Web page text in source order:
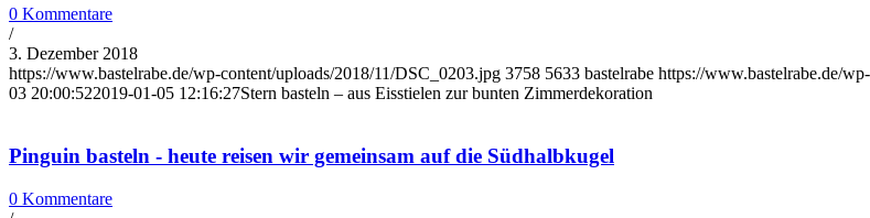
0 Kommentare
/
3. Dezember 2018
https://www.bastelrabe.de/wp-content/uploads/2018/11/DSC_0203.jpg 3758 5633 bastelrabe https://www.bastelrabe.de/
03 20:00:522019-01-05 12:16:27Stern basteln – aus Eisstielen zur bunten Zimmerdekoration
Pinguin basteln - heute reisen wir gemeinsam auf die Südhalbkugel
0 Kommentare